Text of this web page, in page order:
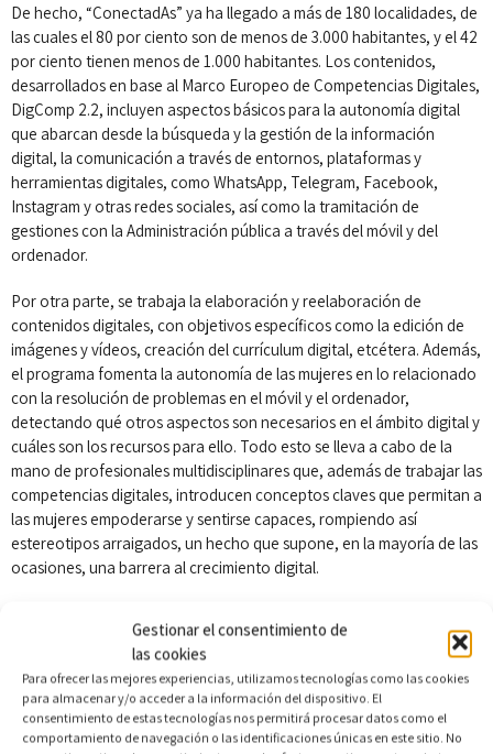
Gestionar el consentimiento de
las cookies
Para ofrecer las mejores experiencias, utilizamos tecnologías como las cookies
para almacenar y/o acceder a la información del dispositivo. El
consentimiento de estas tecnologías nos permitirá procesar datos como el
comportamiento de navegación o las identificaciones únicas en este sitio. No
De hecho, “ConectadAs” ya ha llegado a más de 180 localidades, de
las cuales el 80 por ciento son de menos de 3.000 habitantes, y el 42
por ciento tienen menos de 1.000 habitantes. Los contenidos,
desarrollados en base al Marco Europeo de Competencias Digitales,
DigComp 2.2, incluyen aspectos básicos para la autonomía digital
que abarcan desde la búsqueda y la gestión de la información
digital, la comunicación a través de entornos, plataformas y
herramientas digitales, como WhatsApp, Telegram, Facebook,
Instagram y otras redes sociales, así como la tramitación de
gestiones con la Administración pública a través del móvil y del
ordenador.
Por otra parte, se trabaja la elaboración y reelaboración de
contenidos digitales, con objetivos específicos como la edición de
imágenes y vídeos, creación del currículum digital, etcétera. Además,
el programa fomenta la autonomía de las mujeres en lo relacionado
con la resolución de problemas en el móvil y el ordenador,
detectando qué otros aspectos son necesarios en el ámbito digital y
cuáles son los recursos para ello. Todo esto se lleva a cabo de la
mano de profesionales multidisciplinares que, además de trabajar las
competencias digitales, introducen conceptos claves que permitan a
las mujeres empoderarse y sentirse capaces, rompiendo así
estereotipos arraigados, un hecho que supone, en la mayoría de las
ocasiones, una barrera al crecimiento digital.